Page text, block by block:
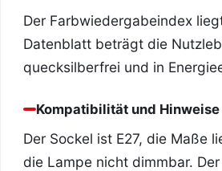
Der Farbwiedergabeindex
Datenblatt beträgt die
quecksilberfrei und in
Kompatibilität und Hinweise
Der Sockel ist E27, die Maße
die Lampe nicht dimmbar.